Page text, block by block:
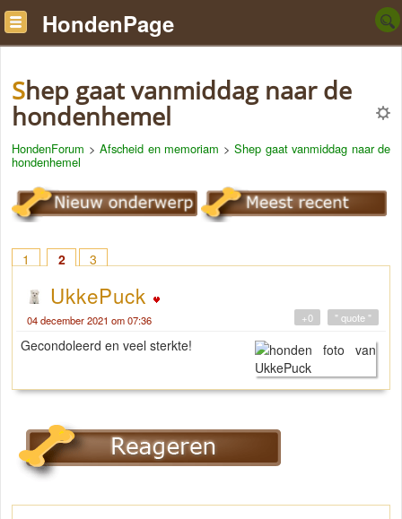
HondenPage
Shep gaat vanmiddag naar de
hondenhemel
HondenForum > Afscheid en memoriam > Shep gaat vanmiddag naar de
hondenhemel
1 2 3
UkkePuck
04 december 2021 om 07:36 " quote "
+0
Gecondoleerd en veel sterkte!